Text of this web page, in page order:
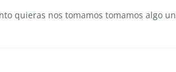
quieras nos tomamos tomamos algo un